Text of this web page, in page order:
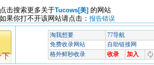
点击搜索更多关于Tucows[美] 的网站
如果你打不开该网站请点击： 报告错误